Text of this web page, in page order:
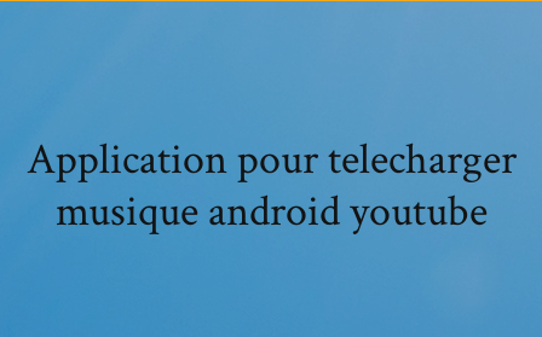
Application pour telecharger
musique android youtube